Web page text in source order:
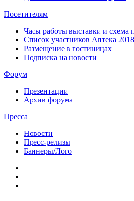
Посетителям
Часы работы выставки и схема
Список участников Аптека 2018
Размещение в гостиницах
Подписка на новости
Форум
Презентации
Архив форума
Пресса
Новости
Пресс-релизы
Баннеры/Лого